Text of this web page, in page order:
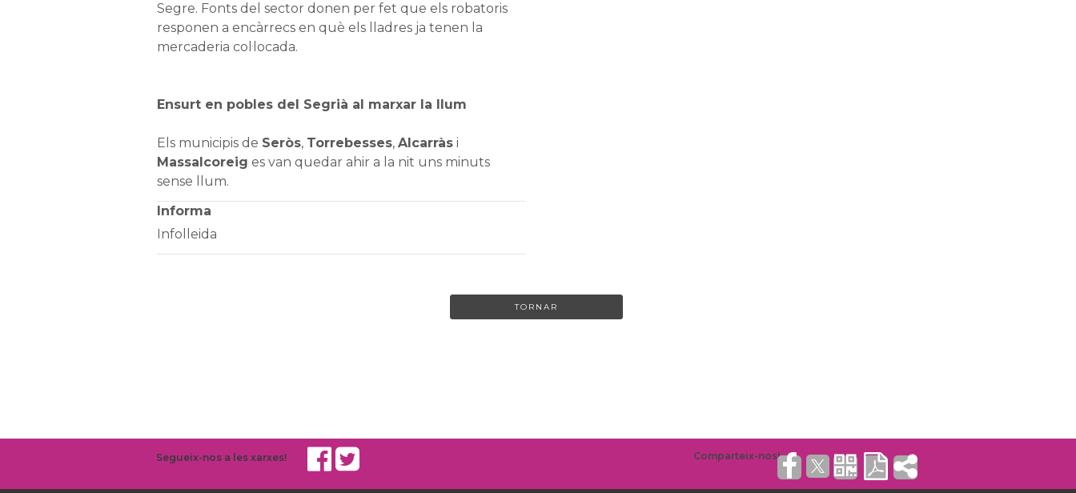
Segre. Fonts del sector donen per fet que els robatoris
responen a encàrrecs en què els lladres ja tenen la
mercaderia col·locada.
Ensurt en pobles del Segrià al marxar la llum
Els municipis de Seròs, Torrebesses, Alcarràsi
Massalcoreig es van quedar ahir a la nit uns minuts
sense llum.
Informa
Infolleida
TORNAR
Segueix-nos a les xarxes!